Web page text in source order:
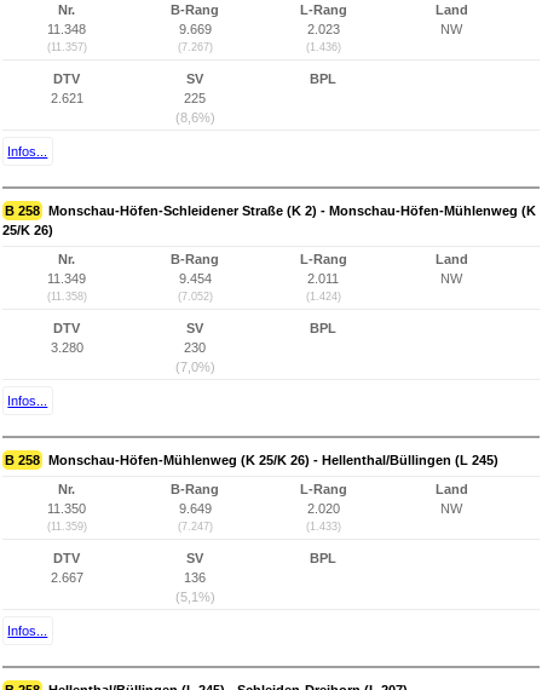
Nr.
11.348
(11.357)
B-Rang
9.669
(7.267)
L-Rang
2.023
(1.436)
Land
NW
DTV
2.621
SV
225
(8,6%)
BPL
Infos...
B 258 Monschau-Höfen-Schleidener Straße (K 2) - Monschau-Höfen-Mühlenweg (K
25/K 26)
Nr.
11.349
(11.358)
B-Rang
9.454
(7.052)
L-Rang
2.011
(1.424)
Land
NW
DTV
3.280
SV
230
(7,0%)
BPL
Infos...
B 258 Monschau-Höfen-Mühlenweg (K 25/K 26) - Hellenthal/Büllingen (L 245)
Nr.
11.350
(11.359)
B-Rang
9.649
(7.247)
L-Rang
2.020
(1.433)
Land
NW
DTV
2.667
SV
136
(5,1%)
BPL
Infos...